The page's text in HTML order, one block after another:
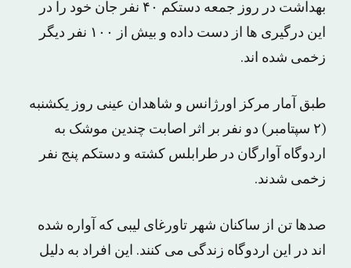
بهداشت در روز جمعه دستکم ۴۰ نفر جان خود را در
این درگیری ها از دست داده و بیش از ۱۰۰ نفر دیگر
زخمی شده اند.
طبق آمار مرکز اورژانس و شاهدان عینی روز یکشنبه
(۲ سپتامبر) دو نفر بر اثر اصابت چندین موشک به
اردوگاه آوارگان در طرابلس کشته و دستکم پنج نفر
زخمی شدند.
صدها تن از ساکنان شهر تاورغای لیبی که آواره شده
اند در این اردوگاه زندگی می کنند. این افراد به دلیل